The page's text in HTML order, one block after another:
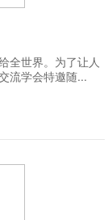
全世界。为了让人
流学会特邀随...